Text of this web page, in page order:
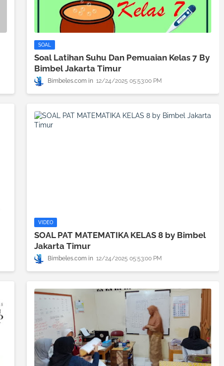
SOAL
Soal Latihan Suhu Dan Pemuaian Kelas 7 By
Bimbel Jakarta Timur
Bimbeles.com 12/24/2025 05:53:00 PM
VIDEO
SOAL PAT MATEMATIKA KELAS 8 by Bimbel
Jakarta Timur
Bimbeles.com 12/24/2025 05:53:00 PM